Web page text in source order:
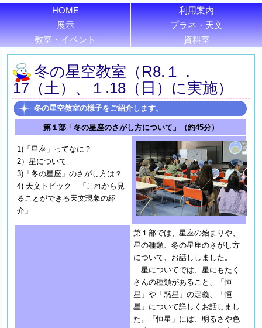
HOME
利用案内
展示
プラネ・天文
教室・イベント
資料室
冬の星空教室（R8.１．
17（土）、１.18（日）に実施）
冬の星空教室の様子をご紹介します。
第１部「冬の星座のさがし方について」（約45分）
1)「星座」ってなに？
2）星について
3)「冬の星座」のさがし方は？
4) 天文トピック 「これから見
ることができる天文現象の紹
介」
第１部では、星座の始まりや、
星の種類、冬の星座のさがし方
について、お話ししました。
星についてでは、星にもたく
さんの種類があること、「恒
星」や「惑星」の定義、「恒
星」について詳しくお話しまし
た。「恒星」には、明るさや色